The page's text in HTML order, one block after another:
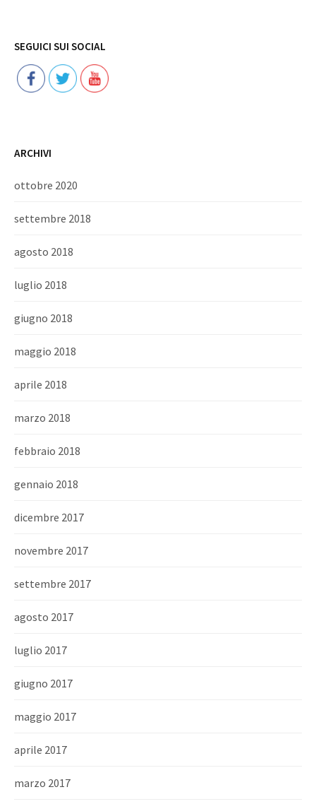
SEGUICI SUI SOCIAL
ARCHIVI
ottobre 2020
settembre 2018
agosto 2018
luglio 2018
giugno 2018
maggio 2018
aprile 2018
marzo 2018
febbraio 2018
gennaio 2018
dicembre 2017
novembre 2017
settembre 2017
agosto 2017
luglio 2017
giugno 2017
maggio 2017
aprile 2017
marzo 2017